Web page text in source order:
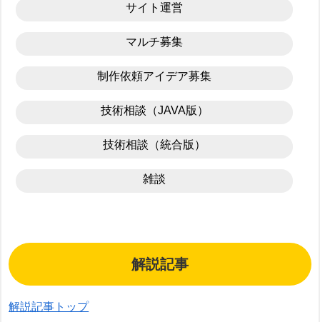
サイト運営
マルチ募集
制作依頼アイデア募集
技術相談（JAVA版）
技術相談（統合版）
雑談
解説記事
解説記事トップ